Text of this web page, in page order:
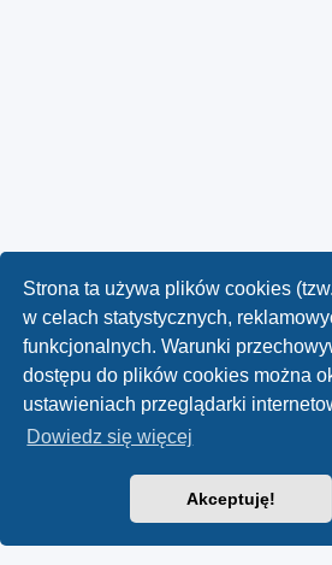
Strona ta używa plików cookies
w celach statystycznych,
funkcjonalnych. Warunki
dostępu do plików cookies można
ustawieniach przeglądarki
Dowiedz się więcej
Akceptuję!